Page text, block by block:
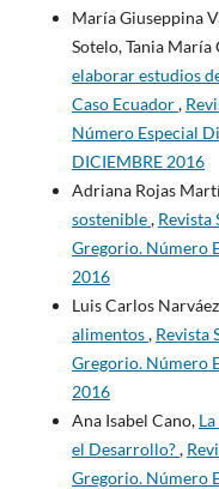
María Giuseppina
Sotelo, Tania
elaborar estudios
Caso Ecuador,
Número Especial
DICIEMBRE 2016
Adriana Rojas
sostenible, Revista
Gregorio. Número
2016
Luis Carlos
alimentos, Revista
Gregorio. Número
2016
Ana Isabel Cano,
el Desarrollo?,
Gregorio. Número